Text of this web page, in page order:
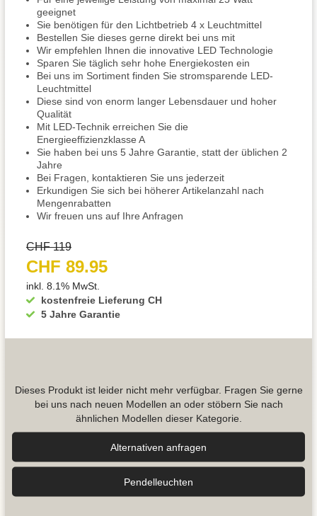
geeignet
Sie benötigen für den Lichtbetrieb 4 x Leuchtmittel
Bestellen Sie dieses gerne direkt bei uns mit
Wir empfehlen Ihnen die innovative LED Technologie
Sparen Sie täglich sehr hohe Energiekosten ein
Bei uns im Sortiment finden Sie stromsparende LED-
Leuchtmittel
Diese sind von enorm langer Lebensdauer und hoher
Qualität
Mit LED-Technik erreichen Sie die
Energieeffizienzklasse A
Sie haben bei uns 5 Jahre Garantie, statt der üblichen 2
Jahre
Bei Fragen, kontaktieren Sie uns jederzeit
Erkundigen Sie sich bei höherer Artikelanzahl nach
Mengenrabatten
Wir freuen uns auf Ihre Anfragen
kostenfreie Lieferung CH
5 Jahre Garantie
CHF 119
CHF 89.95
inkl. 8.1% MwSt.
Dieses Produkt ist leider nicht mehr verfügbar. Fragen Sie gerne
bei uns nach neuen Modellen an oder stöbern Sie nach
ähnlichen Modellen dieser Kategorie.
Alternativen anfragen
Pendel­leuchten